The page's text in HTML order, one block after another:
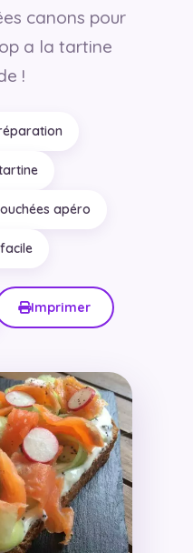
canons pour
a la tartine
!
apéro
Imprimer